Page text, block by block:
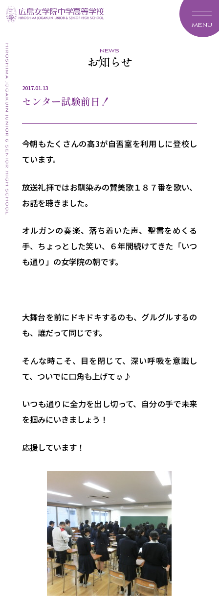
MENU
news
お知らせ
2017.01.13
センター試験前日！
今朝もたくさんの高3が自習室を利用しに登校し
ています。
放送礼拝ではお馴染みの賛美歌１８７番を歌い、
お話を聴きました。
オルガンの奏楽、落ち着いた声、聖書をめくる
手、ちょっとした笑い、６年間続けてきた「いつ
も通り」の女学院の朝です。
大舞台を前にドキドキするのも、グルグルするの
も、誰だって同じです。
そんな時こそ、目を閉じて、深い呼吸を意識し
て、ついでに口角も上げて☺♪
いつも通りに全力を出し切って、自分の手で未来
を掴みにいきましょう！
応援しています！